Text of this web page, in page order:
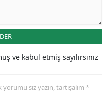
ve kabul etmiş sayılırsınız
siz yazın, tartışalım *